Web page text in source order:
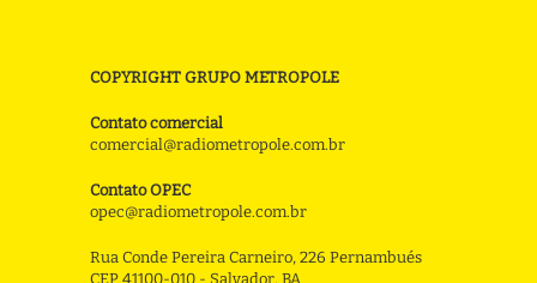
COPYRIGHT GRUPO METROPOLE
Contato comercial
comercial@radiometropole.com.br
Contato OPEC
opec@radiometropole.com.br
Rua Conde Pereira Carneiro, 226 Pernambués
CEP 41100-010 - Salvador, BA